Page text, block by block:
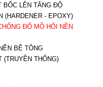
BỐC LÊN TĂNG ĐỘ
(HARDENER - EPOXY)
ĐỔ MỒ HÔI NỀN
BÊ TÔNG
(TRUYỀN THỐNG)